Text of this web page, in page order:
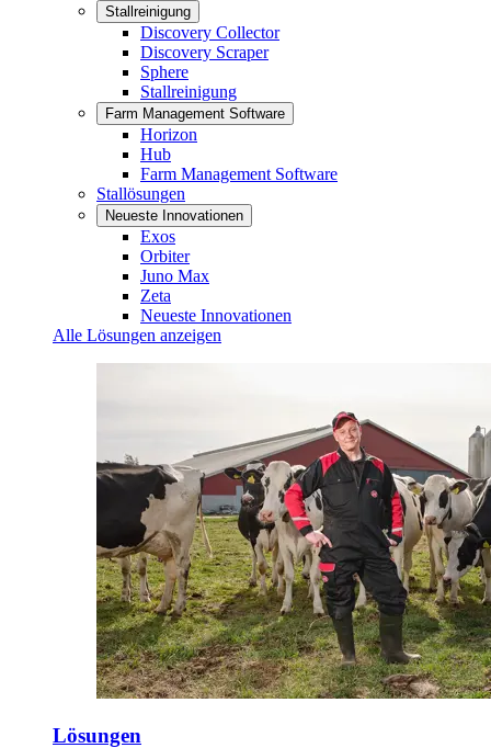
Stallreinigung
Discovery Collector
Discovery Scraper
Sphere
Stallreinigung
Farm Management Software
Horizon
Hub
Farm Management Software
Stallösungen
Neueste Innovationen
Exos
Orbiter
Juno Max
Zeta
Neueste Innovationen
Alle Lösungen anzeigen
Lösungen